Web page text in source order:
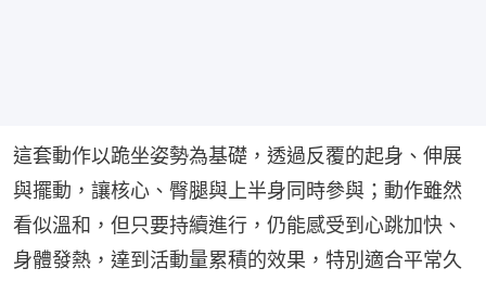
這套動作以跪坐姿勢為基礎，透過反覆的起身、伸展
與擺動，讓核心、臀腿與上半身同時參與；動作雖然
看似溫和，但只要持續進行，仍能感受到心跳加快、
身體發熱，達到活動量累積的效果，特別適合平常久